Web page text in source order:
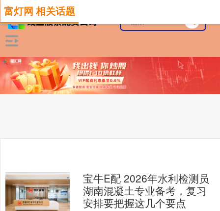
富灯网 相关话题
宝牛E配 2026年水利检测员
湖南混凝土专业备考，复习
安排要把握这几个要点